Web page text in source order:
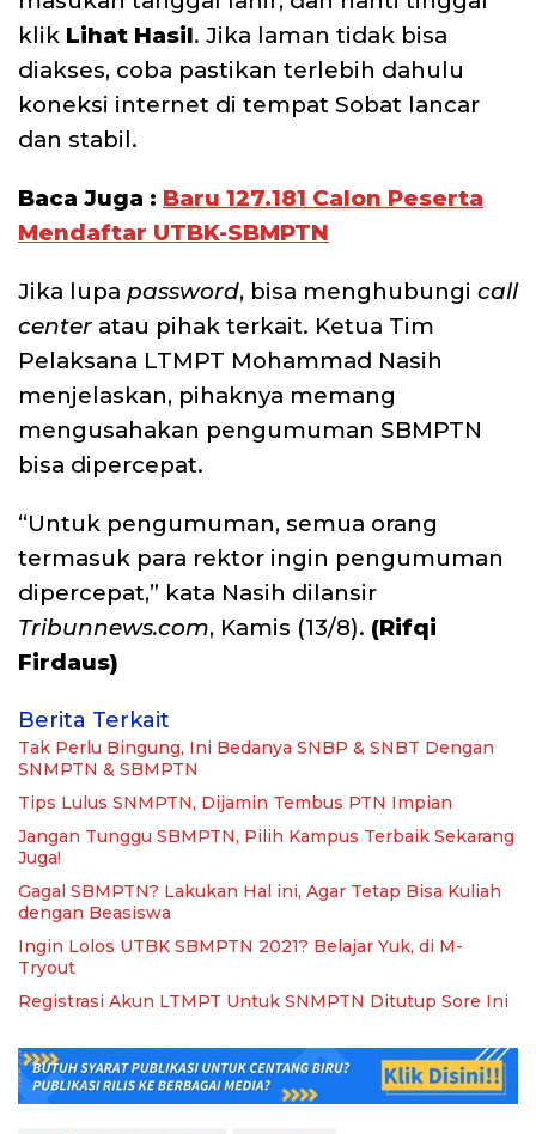
klik Lihat Hasil. Jika laman tidak bisa
diakses, coba pastikan terlebih dahulu
koneksi internet di tempat Sobat lancar
dan stabil.
Baca Juga : Baru 127.181 Calon Peserta
Mendaftar UTBK-SBMPTN
Jika lupa password, bisa menghubungi call
center atau pihak terkait. Ketua Tim
Pelaksana LTMPT Mohammad Nasih
menjelaskan, pihaknya memang
mengusahakan pengumuman SBMPTN
bisa dipercepat.
“Untuk pengumuman, semua orang
termasuk para rektor ingin pengumuman
dipercepat,” kata Nasih dilansir
Tribunnews.com, Kamis (13/8). (Rifqi
Firdaus)
Berita Terkait
Tak Perlu Bingung, Ini Bedanya SNBP & SNBT Dengan
SNMPTN & SBMPTN
Tips Lulus SNMPTN, Dijamin Tembus PTN Impian
Jangan Tunggu SBMPTN, Pilih Kampus Terbaik Sekarang
Juga!
Gagal SBMPTN? Lakukan Hal ini, Agar Tetap Bisa Kuliah
dengan Beasiswa
Ingin Lolos UTBK SBMPTN 2021? Belajar Yuk, di M-
Tryout
Registrasi Akun LTMPT Untuk SNMPTN Ditutup Sore Ini